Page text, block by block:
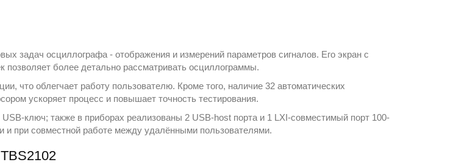
задач осциллографа - отображения и измерений параметров сигналов. Его экран с
позволяет более детально рассматривать осциллограммы.
что облегчает работу пользователю. Кроме того, наличие 32 автоматических
ускоряет процесс и повышает точность тестирования.
также в приборах реализованы 2 USB-host порта и 1 LXI-совместимый порт 100-
при совместной работе между удалёнными пользователями.